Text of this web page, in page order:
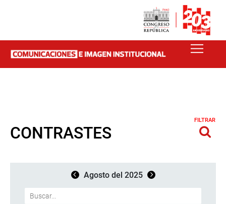
CONTRASTES
FILTRAR
Agosto del 2025